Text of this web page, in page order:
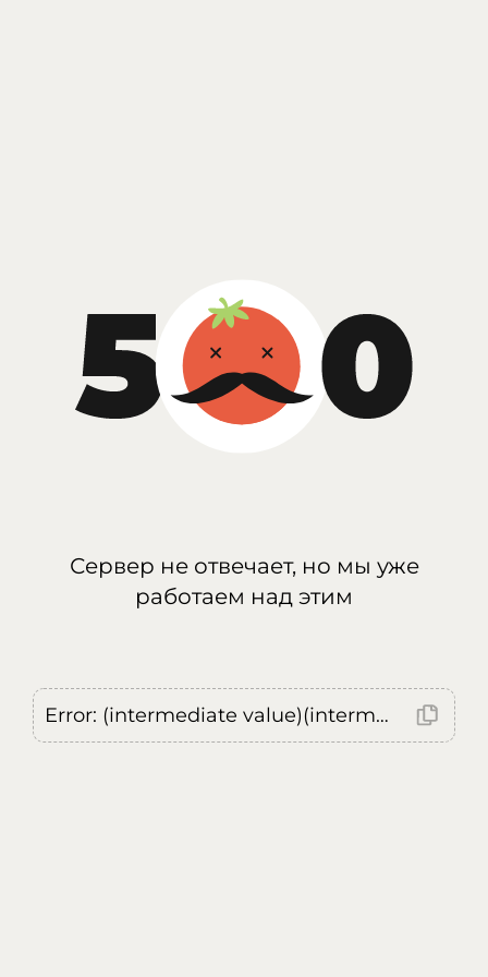
Сервер не отвечает, но мы уже
работаем над этим
Error: (intermediate value)(intermediate value)(intermediate value).replaceAll is not a function